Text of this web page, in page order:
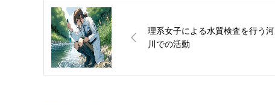
理系女子による水質検査を行う河
川での活動